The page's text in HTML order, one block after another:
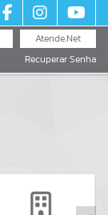
Atende.Net
Recuperar Senha